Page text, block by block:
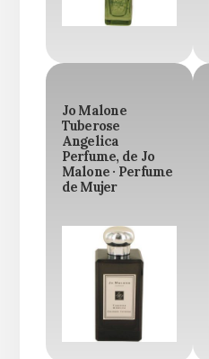
Jo Malone
Tuberose
Angelica
Perfume, de Jo
Malone · Perfume
de Mujer